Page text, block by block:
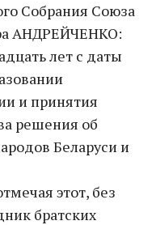
Собрания Союза
АНДРЕЙЧЕНКО:
лет с даты
и принятия
решения об
Беларуси и
этот, без
братских